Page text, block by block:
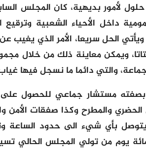
لأمور بديهية، كان المجلس
داخل الأحياء الشعبية
الحل سريعا، الأمر الذي يغيب
ويمكن معاينة ذلك من خلال
والتي دائما ما نسجل فيها
بصفته مستشار جماعي للحصول
الحضري والمطرح وكذا صفقات الأمن
يتوصل بأي شيء الى حدود الساعة
يوم من تولي المجلس الحالي